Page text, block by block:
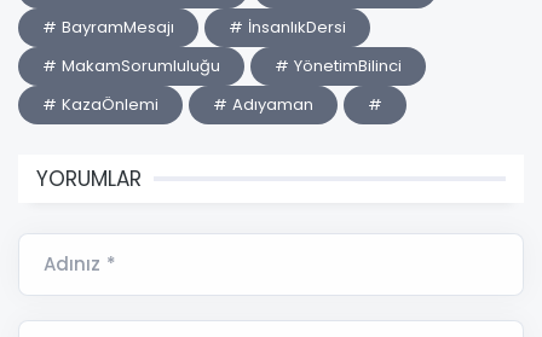
# BayramMesajı
# İnsanlıkDersi
# MakamSorumluluğu
# YönetimBilinci
# KazaÖnlemi
# Adıyaman #
YORUMLAR
Adınız *